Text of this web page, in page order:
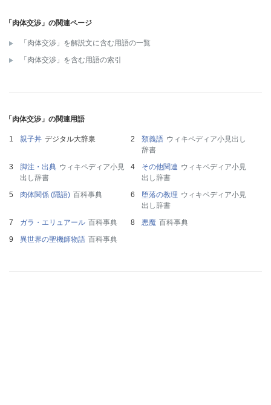
「肉体交渉」の関連ページ
「肉体交渉」を解説文に含む用語の一覧
「肉体交渉」を含む用語の索引
「肉体交渉」の関連用語
親子丼 デジタル大辞泉 類義語 ウィキペディア小見出し
辞書
脚注・出典 ウィキペディア小見
出し辞書
その他関連 ウィキペディア小見
出し辞書
肉体関係 (隠語) 百科事典 堕落の教理 ウィキペディア小見
出し辞書
ガラ・エリュアール 百科事典 悪魔 百科事典
異世界の聖機師物語 百科事典